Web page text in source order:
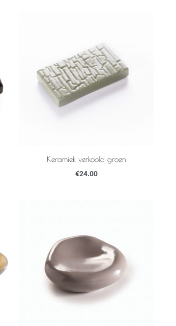
Keramiek verkoold groen
€24.00